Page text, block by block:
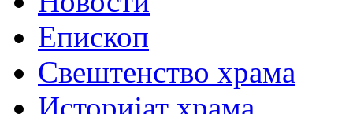
Епископ
Свештенство храма